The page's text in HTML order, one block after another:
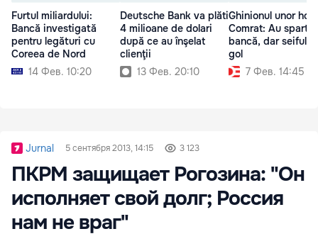
Furtul miliardului:
Bancă investigată
pentru legături cu
Coreea de Nord
14 Фев. 10:20
Deutsche Bank va plăti
4 milioane de dolari
după ce au înşelat
clienţii
13 Фев. 20:10
Ghinionul unor
Comrat: Au spart o
bancă, dar seiful
gol
7 Фев. 14:45
Jurnal 5 сентября 2013, 14:15 3 123
ПКРМ защищает Рогозина: "Он
исполняет свой долг; Россия
нам не враг"